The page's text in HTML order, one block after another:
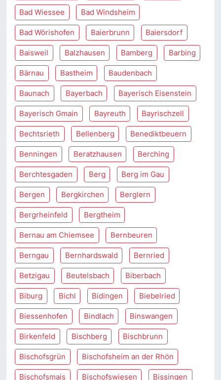
Bad Wiessee Bad Windsheim
Bad Wörishofen Baierbrunn Baiersdorf
Baisweil Balzhausen Bamberg Barbing
Bärnau Bastheim Baudenbach
Baunach Bayerbach Bayerisch Eisenstein
Bayerisch Gmain Bayreuth Bayrischzell
Bechtsrieth Bellenberg Benediktbeuern
Benningen Beratzhausen Berching
Berchtesgaden Berg Berg im Gau
Bergen Bergkirchen Berglern
Bergrheinfeld Bergtheim
Bernau am Chiemsee Bernbeuren
Berngau Bernhardswald Bernried
Betzigau Beutelsbach Biberbach
Biburg Bichl Bidingen Biebelried
Biessenhofen Bindlach Binswangen
Birkenfeld Bischberg Bischbrunn
Bischofsgrün Bischofsheim an der Rhön
Bischofsmais Bischofswiesen Bissingen